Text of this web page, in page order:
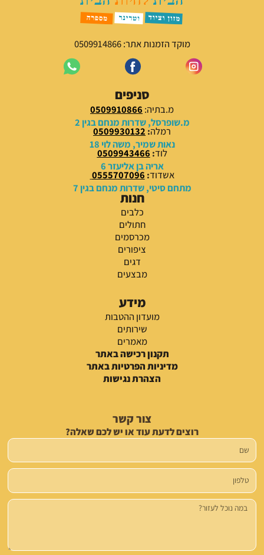
מוקד הזמנות אתר: 0509914866
סניפים
מ.בתיה: 0509910866
מ.שופרסל, שדרות מנחם בגין 2
רמלה:
0509930132
נאות שמיר, משה לוי 18
לוד:
0509943466
אריה בן אליעזר 6
אשדוד:
0555707096
מתחם סיטי, שדרות מנחם בגין 7
חנות
כלבים
חתולים
מכרסמים
ציפורים
דגים
מבצעים
מידע
מועדון ההטבות
שירותים
מאמרים
תקנון רכישה באתר
מדיניות הפרטיות באתר
הצהרת נגישות
צור קשר
רוצים לדעת עוד או יש לכם שאלה?
שם
טלפון
הודעה